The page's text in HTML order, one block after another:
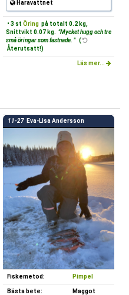
Haravattnet
• 3 st Öring på totalt 0.2 kg,
Snittvikt 0.07 kg. "Mycket hugg och tre
små öringar som fastnade. " (
Återutsatt!)
Läs mer...
11-27 Eva-Lisa Andersson
Fiskemetod: Pimpel
Bästa bete: Maggot